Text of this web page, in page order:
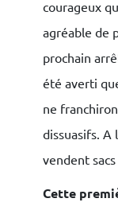
courageux
agréable de
prochain
été averti
ne
dissuasifs. A
vendent
Cette